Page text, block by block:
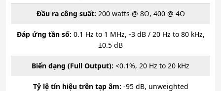
Đầu ra công suất: 200 watts @ 8Ω, 400 @ 4Ω
Đáp ứng tần số: 0.1 Hz to 1 MHz, -3 dB / 20 Hz to 80 kHz,
±0.5 dB
Biến dạng (Full Output): <0.1%, 20 Hz to 20 kHz
Tỷ lệ tín hiệu trên tạp âm: -95 dB, unweighted